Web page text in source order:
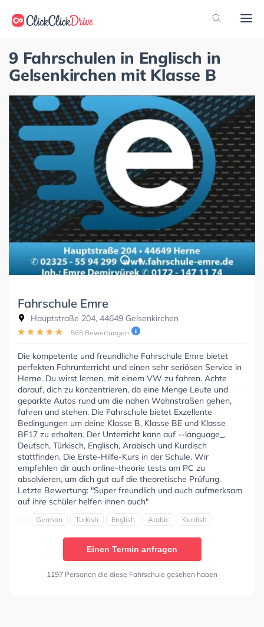
9 Fahrschulen in Englisch in
Gelsenkirchen mit Klasse B
Fahrschule Emre
Hauptstraße 204, 44649 Gelsenkirchen
565 Bewertungen
Die kompetente und freundliche Fahrschule Emre bietet
perfekten Fahrunterricht und einen sehr seriösen Service in
Herne. Du wirst lernen, mit einem VW zu fahren. Achte
darauf, dich zu konzentrieren, da eine Menge Leute und
geparkte Autos rund um die nahen Wohnstraßen gehen,
fahren und stehen. Die Fahrschule bietet Exzellente
Bedingungen um deine Klasse B, Klasse BE und Klasse
BF17 zu erhalten. Der Unterricht kann auf --language_,
Deutsch, Türkisch, Englisch, Arabisch und Kurdisch
stattfinden. Die Erste-Hilfe-Kurs in der Schule. Wir
empfehlen dir auch online-theorie tests am PC zu
absolvieren, um dich gut auf die theoretische Prüfung.
Letzte Bewertung: "Super freundlich und auch aufmerksam
auf ihre schüler helfen ihnen auch"
German Turkish English Arabic Kurdish
Einen Termin anfragen
1197 Personen die diese Fahrschule gesehen haben